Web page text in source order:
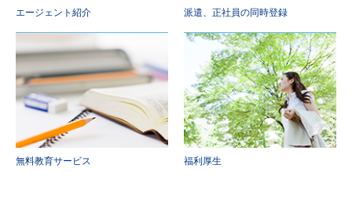
エージェント紹介 派遣、正社員の同時登録
無料教育サービス 福利厚生